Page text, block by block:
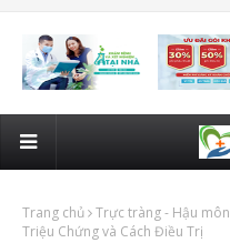
Trang chủ Trực tràng - Hậu môn
Triệu Chứng và Cách Điều Trị